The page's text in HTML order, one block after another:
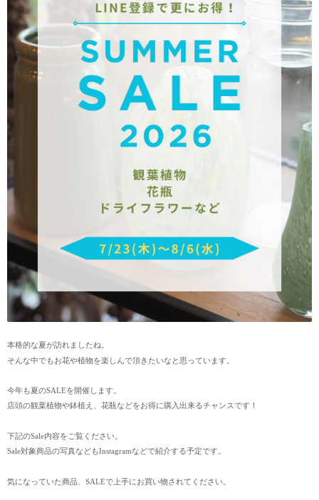
本格的な夏が訪れましたね。
そんな中でもお花や植物を楽しんで頂きたいなと思っています。
今年も夏のSALEを開催します。
店頭の観葉植物や鉢植え、花瓶などをお得に購入出来るチャンスです！
下記のSale内容をご覧ください。
Sale対象商品の写真などもInstagramなどで紹介する予定です。
気になっていた商品、SALEで上手にお買い物されてください。